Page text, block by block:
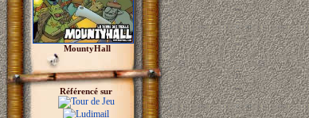
MountyHall
Référencé sur